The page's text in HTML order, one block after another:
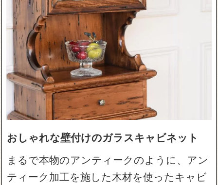
おしゃれな壁付けのガラスキャビネット
まるで本物のアンティークのように、アン
ティーク加工を施した木材を使ったキャビ